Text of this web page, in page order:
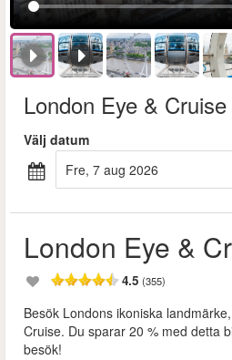
London Eye & Cruise
Välj datum
fre, 7 aug 2026
London Eye &
4.5 (355)
Besök Londons ikoniska
Cruise. Du sparar 20 % med detta
besök!